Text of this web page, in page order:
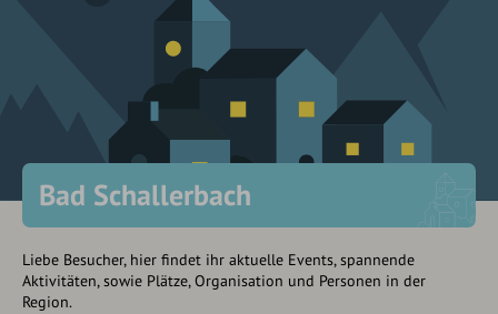
Bad Schallerbach
Liebe Besucher, hier findet ihr aktuelle Events, spannende
Aktivitäten, sowie Plätze, Organisation und Personen in der
Region.